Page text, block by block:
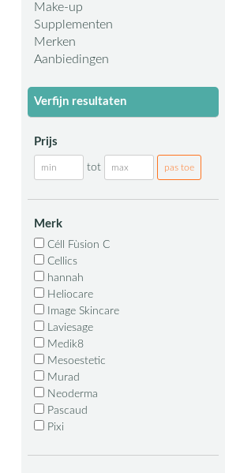
Make-up
Supplementen
Merken
Aanbiedingen
Verfijn resultaten
Prijs
tot
Merk
Céll Fùsion C
Cellics
hannah
Heliocare
Image Skincare
Laviesage
Medik8
Mesoestetic
Murad
Neoderma
Pascaud
Pixi